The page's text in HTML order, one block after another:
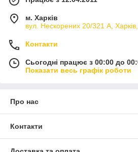
м. Харків
вул. Нескорених 20/321 А,
Контакти
Сьогодні працює з 00:00 до
Показати весь графік роботи
Про нас
Контакти